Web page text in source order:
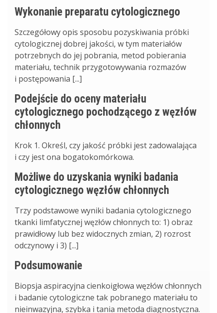
Wykonanie preparatu cytologicznego
Szczegółowy opis sposobu pozyskiwania próbki
cytologicznej dobrej jakości, w tym materiałów
potrzebnych do jej pobrania, metod pobierania
materiału, technik przygotowywania rozmazów
i postępowania [...]
Podejście do oceny materiału
cytologicznego pochodzącego z węzłów
chłonnych
Krok 1. Określ, czy jakość próbki jest zadowalająca
i czy jest ona bogatokomórkowa.
Możliwe do uzyskania wyniki badania
cytologicznego węzłów chłonnych
Trzy podstawowe wyniki badania cytologicznego
tkanki limfatycznej węzłów chłonnych to: 1) obraz
prawidłowy lub bez widocznych zmian, 2) rozrost
odczynowy i 3) [...]
Podsumowanie
Biopsja aspiracyjna cienkoigłowa węzłów chłonnych
i badanie cytologiczne tak pobranego materiału to
nieinwazyjna, szybka i tania metoda diagnostyczna.